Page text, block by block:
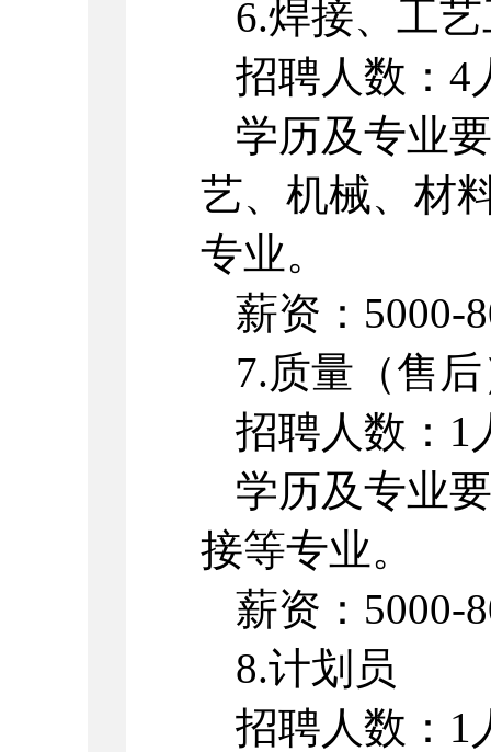
6.焊接、工
招聘人数：4
学历及专业
艺、机械、材
专业。
薪资：5000-
7.质量（售
招聘人数：1
学历及专业
接等专业。
薪资：5000-
8.计划员
招聘人数：1